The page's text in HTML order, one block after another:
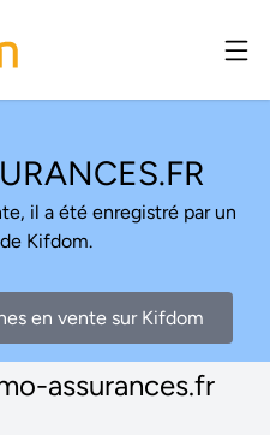
il a été enregistré par un
Kifdom.
en vente sur Kifdom
assurances.fr